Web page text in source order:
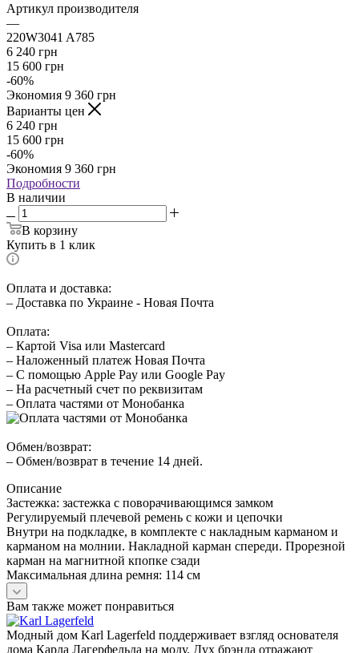
Артикул производителя
—
220W3041 A785
6 240 грн
15 600 грн
-60%
Экономия 9 360 грн
Варианты цен
6 240 грн
15 600 грн
-60%
Экономия 9 360 грн
Подробности
В наличии
В корзину
Купить в 1 клик
Оплата и доставка:
– Доставка по Украине - Новая Почта
Оплата:
– Картой Visa или Mastercard
– Наложенный платеж Новая Почта
– С помощью Apple Pay или Google Pay
– На расчетный счет по реквизитам
– Оплата частями от Монобанка
Обмен/возврат:
– Обмен/возврат в течение 14 дней.
Описание
Застежка: застежка с поворачивающимся замком
Регулируемый плечевой ремень с кожи и цепочки
Внутри на подкладке, в комплекте c накладным карманом и
карманом на молнии. Накладной карман спереди. Прорезной
карман на магнитной кпопке сзади
Максимальная длина ремня: 114 см
Вам также может понравиться
Модный дом Karl Lagerfeld поддерживает взгляд основателя
дома Карла Лагерфельда на моду. Дух брэнда отражают